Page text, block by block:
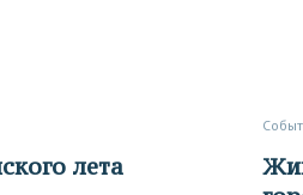
лета
Живая карта старинного